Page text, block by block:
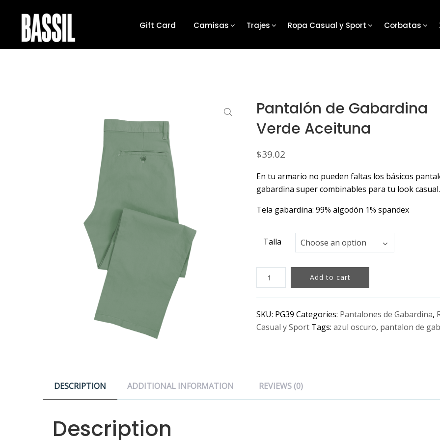
Gift Card Camisas Trajes Ropa Casual y Sport Corbatas
Pantalón de Gabardina
Verde Aceituna
$39.02
En tu armario no pueden faltas los básicos
gabardina super combinables para tu look casual.
Tela gabardina: 99% algodón 1% spandex
Talla Choose an option
Talla
Pantalón
de
Gabardina
Verde
Aceituna
Add to cart
SKU: PG39 Categories: Pantalones de Gabardina,
Casual y Sport Tags: azul oscuro, pantalon de
DESCRIPTION ADDITIONAL INFORMATION REVIEWS (0)
Description